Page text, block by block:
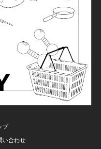
プ
い合わせ